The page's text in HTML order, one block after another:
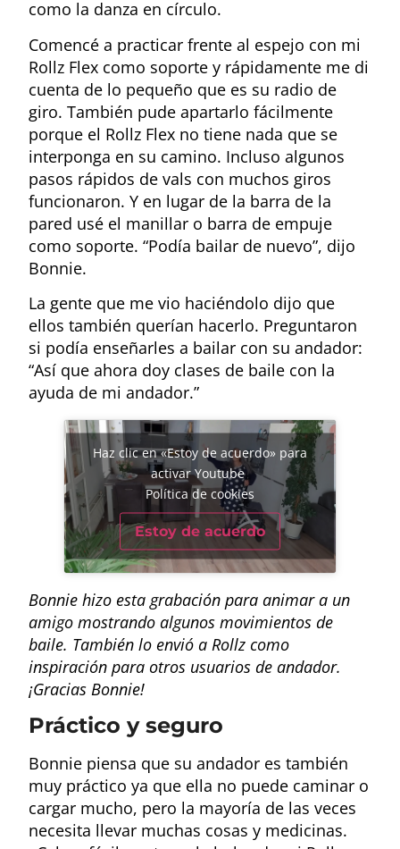
como la danza en círculo.
Comencé a practicar frente al espejo con mi
Rollz Flex como soporte y rápidamente me di
cuenta de lo pequeño que es su radio de
giro. También pude apartarlo fácilmente
porque el Rollz Flex no tiene nada que se
interponga en su camino. Incluso algunos
pasos rápidos de vals con muchos giros
funcionaron. Y en lugar de la barra de la
pared usé el manillar o barra de empuje
como soporte. “Podía bailar de nuevo”, dijo
Bonnie.
La gente que me vio haciéndolo dijo que
ellos también querían hacerlo. Preguntaron
si podía enseñarles a bailar con su andador:
“Así que ahora doy clases de baile con la
ayuda de mi andador.”
Haz clic en «Estoy de acuerdo» para
activar Youtube
Política de cookies
Estoy de acuerdo
Bonnie hizo esta grabación para animar a un
amigo mostrando algunos movimientos de
baile. También lo envió a Rollz como
inspiración para otros usuarios de andador.
¡Gracias Bonnie!
Práctico y seguro
Bonnie piensa que su andador es también
muy práctico ya que ella no puede caminar o
cargar mucho, pero la mayoría de las veces
necesita llevar muchas cosas y medicinas.